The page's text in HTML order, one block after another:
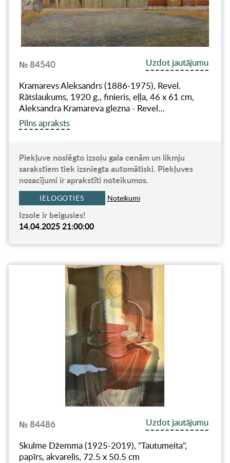
№ 84540
Uzdot jautājumu
Kramarevs Aleksandrs (1886-1975), Revel.
Rātslaukums, 1920 g., finieris, eļļa, 46 x 61 cm,
Aleksandra Kramareva glezna - Revel…
Pilns apraksts
Piekļuve noslēgto izsoļu gala cenām un likmju
sarakstiem tiek izsniegta automātiski. Piekļuves
nosacījumi ir aprakstīti noteikumos.
IELOGOTIES Noteikumi
Izsole ir beigusies!
14.04.2025 21:00:00
№ 84486
Uzdot jautājumu
Skulme Džemma (1925-2019), "Tautumeita",
papīrs, akvarelis, 72.5 x 50.5 cm